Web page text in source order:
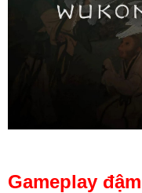
Gameplay